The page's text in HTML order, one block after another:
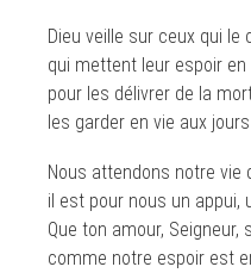
Dieu veille sur ceux qui le
qui mettent leur espoir en
pour les délivrer de la
les garder en vie aux
Nous attendons notre vie
il est pour nous un appui,
Que ton amour, Seigneur,
comme notre espoir est